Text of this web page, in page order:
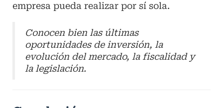
empresa pueda realizar por sí sola.
Conocen bien las últimas
oportunidades de inversión, la
evolución del mercado, la fiscalidad y
la legislación.